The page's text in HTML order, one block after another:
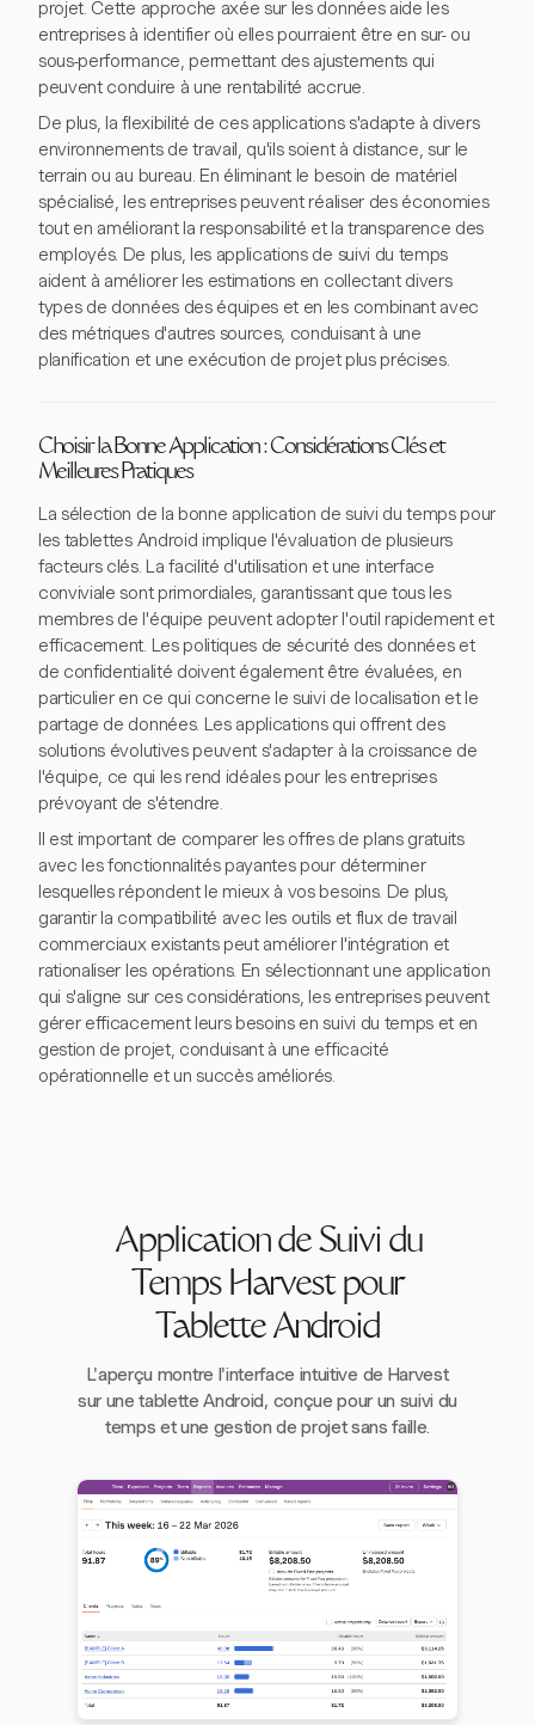
projet. Cette approche axée sur les données aide les
entreprises à identifier où elles pourraient être en sur- ou
sous-performance, permettant des ajustements qui
peuvent conduire à une rentabilité accrue.
De plus, la flexibilité de ces applications s'adapte à divers
environnements de travail, qu'ils soient à distance, sur le
terrain ou au bureau. En éliminant le besoin de matériel
spécialisé, les entreprises peuvent réaliser des économies
tout en améliorant la responsabilité et la transparence des
employés. De plus, les applications de suivi du temps
aident à améliorer les estimations en collectant divers
types de données des équipes et en les combinant avec
des métriques d'autres sources, conduisant à une
planification et une exécution de projet plus précises.
Choisir la Bonne Application : Considérations Clés et
Meilleures Pratiques
La sélection de la bonne application de suivi du temps pour
les tablettes Android implique l'évaluation de plusieurs
facteurs clés. La facilité d'utilisation et une interface
conviviale sont primordiales, garantissant que tous les
membres de l'équipe peuvent adopter l'outil rapidement et
efficacement. Les politiques de sécurité des données et
de confidentialité doivent également être évaluées, en
particulier en ce qui concerne le suivi de localisation et le
partage de données. Les applications qui offrent des
solutions évolutives peuvent s'adapter à la croissance de
l'équipe, ce qui les rend idéales pour les entreprises
prévoyant de s'étendre.
Il est important de comparer les offres de plans gratuits
avec les fonctionnalités payantes pour déterminer
lesquelles répondent le mieux à vos besoins. De plus,
garantir la compatibilité avec les outils et flux de travail
commerciaux existants peut améliorer l'intégration et
rationaliser les opérations. En sélectionnant une application
qui s'aligne sur ces considérations, les entreprises peuvent
gérer efficacement leurs besoins en suivi du temps et en
gestion de projet, conduisant à une efficacité
opérationnelle et un succès améliorés.
Application de Suivi du
Temps Harvest pour
Tablette Android
L'aperçu montre l'interface intuitive de Harvest
sur une tablette Android, conçue pour un suivi du
temps et une gestion de projet sans faille.